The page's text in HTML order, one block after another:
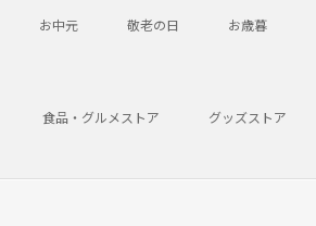
お中元 敬老の日 お歳暮
食品・グルメストア グッズストア